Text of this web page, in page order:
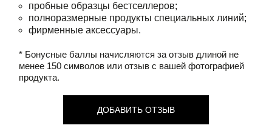
пробные образцы бестселлеров;
полноразмерные продукты специальных линий;
фирменные аксессуары.
* Бонусные баллы начисляются за отзыв длиной не
менее 150 символов или отзыв с вашей фотографией
продукта.
ДОБАВИТЬ ОТЗЫВ